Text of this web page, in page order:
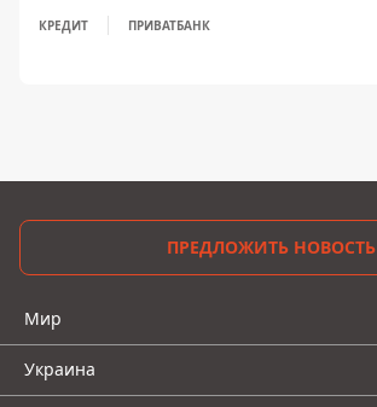
КРЕДИТ ПРИВАТБАНК
ПРЕДЛОЖИТЬ НОВОСТЬ
Мир
Украина